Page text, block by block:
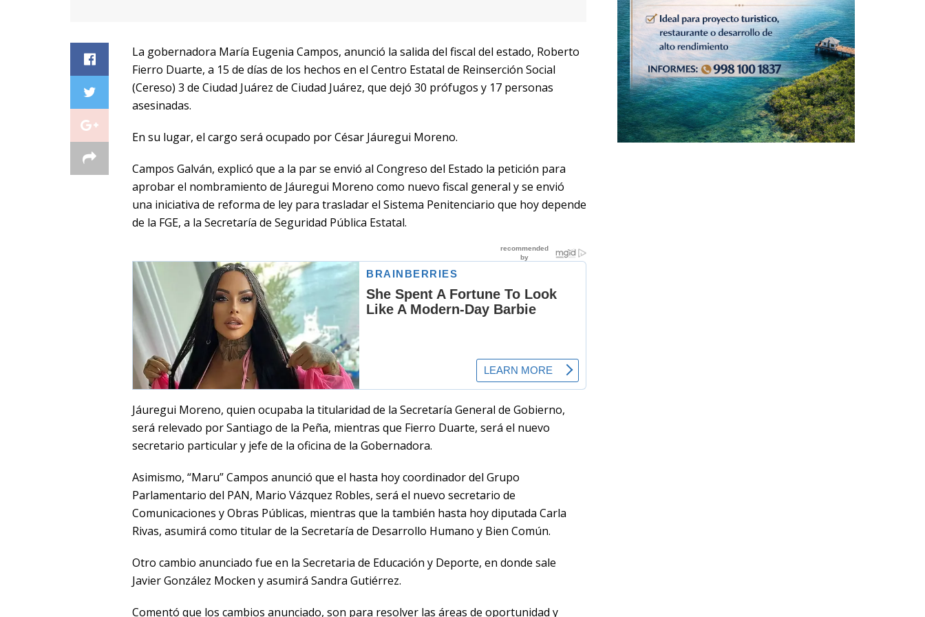
La gobernadora María Eugenia Campos, anunció la salida del fiscal del estado, Roberto
Fierro Duarte, a 15 de días de los hechos en el Centro Estatal de Reinserción Social
(Cereso) 3 de Ciudad Juárez de Ciudad Juárez, que dejó 30 prófugos y 17 personas
asesinadas.
En su lugar, el cargo será ocupado por César Jáuregui Moreno.
Campos Galván, explicó que a la par se envió al Congreso del Estado la petición para
aprobar el nombramiento de Jáuregui Moreno como nuevo fiscal general y se envió
una iniciativa de reforma de ley para trasladar el Sistema Penitenciario que hoy depende
de la FGE, a la Secretaría de Seguridad Pública Estatal.
Jáuregui Moreno, quien ocupaba la titularidad de la Secretaría General de Gobierno,
será relevado por Santiago de la Peña, mientras que Fierro Duarte, será el nuevo
secretario particular y jefe de la oficina de la Gobernadora.
Asimismo, “Maru” Campos anunció que el hasta hoy coordinador del Grupo
Parlamentario del PAN, Mario Vázquez Robles, será el nuevo secretario de
Comunicaciones y Obras Públicas, mientras que la también hasta hoy diputada Carla
Rivas, asumirá como titular de la Secretaría de Desarrollo Humano y Bien Común.
Otro cambio anunciado fue en la Secretaria de Educación y Deporte, en donde sale
Javier González Mocken y asumirá Sandra Gutiérrez.
Comentó que los cambios anunciado, son para resolver las áreas de oportunidad y